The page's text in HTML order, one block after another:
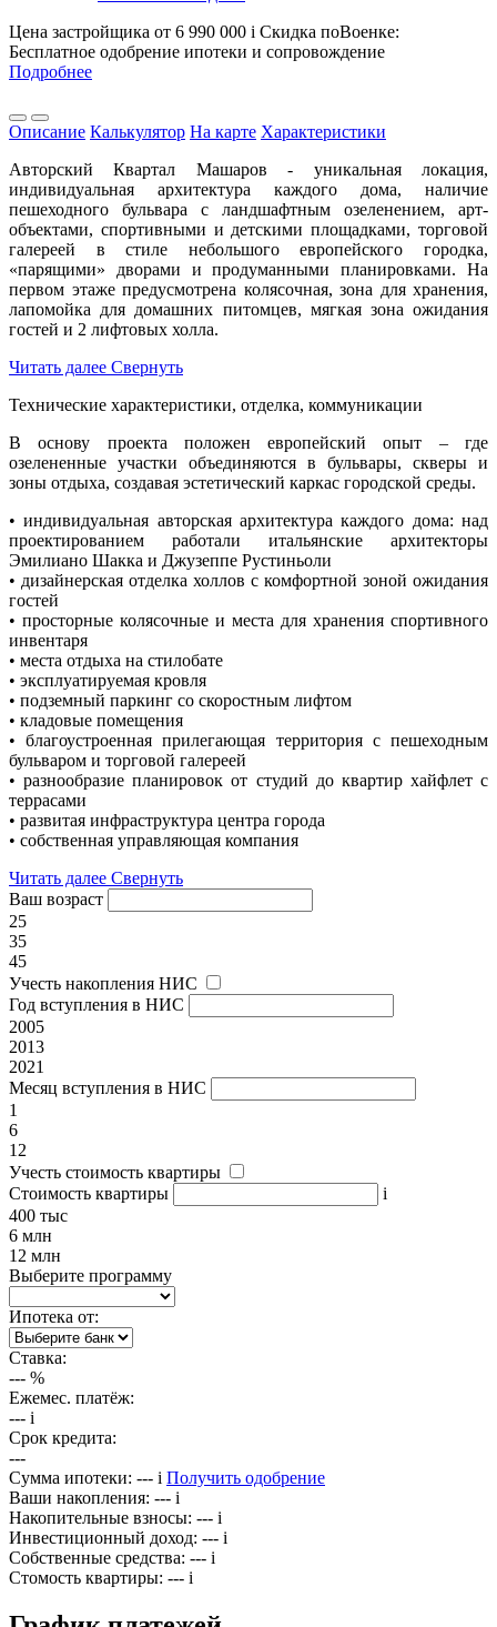
Цена застройщика от 6 990 000 i Скидка поВоенке:
Бесплатное одобрение ипотеки и сопровождение
Подробнее
Описание Калькулятор На карте Характеристики
Авторский Квартал Машаров - уникальная локация,
индивидуальная архитектура каждого дома, наличие
пешеходного бульвара с ландшафтным озеленением, арт-
объектами, спортивными и детскими площадками, торговой
галереей в стиле небольшого европейского городка,
«парящими» дворами и продуманными планировками. На
первом этаже предусмотрена колясочная, зона для хранения,
лапомойка для домашних питомцев, мягкая зона ожидания
гостей и 2 лифтовых холла.
Читать далее Свернуть
Технические характеристики, отделка, коммуникации
В основу проекта положен европейский опыт – где
озелененные участки объединяются в бульвары, скверы и
зоны отдыха, создавая эстетический каркас городской среды.
• индивидуальная авторская архитектура каждого дома: над
проектированием работали итальянские архитекторы
Эмилиано Шакка и Джузеппе Рустиньоли
• дизайнерская отделка холлов с комфортной зоной ожидания
гостей
• просторные колясочные и места для хранения спортивного
инвентаря
• места отдыха на стилобате
• эксплуатируемая кровля
• подземный паркинг со скоростным лифтом
• кладовые помещения
• благоустроенная прилегающая территория с пешеходным
бульваром и торговой галереей
• разнообразие планировок от студий до квартир хайфлет с
террасами
• развитая инфраструктура центра города
• собственная управляющая компания
Читать далее Свернуть
Ваш возраст
25
35
45
Учесть накопления НИС
Год вступления в НИС
2005
2013
2021
Месяц вступления в НИС
1
6
12
Учесть стоимость квартиры
Стоимость квартиры
i
400 тыс
6 млн
12 млн
Выберите программу
Ипотека от:
Ставка:
--- %
Ежемес. платёж:
--- i
Срок кредита:
---
Сумма ипотеки: --- i Получить одобрение
Ваши накопления: --- i
Накопительные взносы: --- i
Инвестиционный доход: --- i
Собственные средства: --- i
Стомость квартиры: --- i